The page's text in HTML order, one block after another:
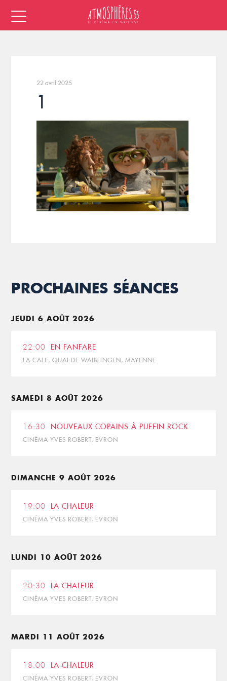
22 avril 2025
1
PROCHAINES SÉANCES
JEUDI 6 AOÛT 2026
22:00 EN FANFARE
LA CALE, QUAI DE WAIBLINGEN, MAYENNE
SAMEDI 8 AOÛT 2026
16:30 NOUVEAUX COPAINS À PUFFIN ROCK
CINÉMA YVES ROBERT, EVRON
DIMANCHE 9 AOÛT 2026
19:00 LA CHALEUR
CINÉMA YVES ROBERT, EVRON
LUNDI 10 AOÛT 2026
20:30 LA CHALEUR
CINÉMA YVES ROBERT, EVRON
MARDI 11 AOÛT 2026
18:00 LA CHALEUR
CINÉMA YVES ROBERT, EVRON